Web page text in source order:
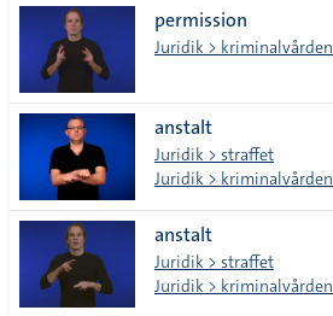
permission
Juridik > kriminalvården
anstalt
Juridik > straffet
Juridik > kriminalvården
anstalt
Juridik > straffet
Juridik > kriminalvården